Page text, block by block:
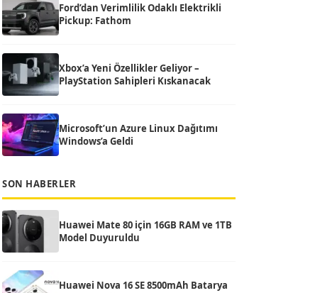
Ford’dan Verimlilik Odaklı Elektrikli
Pickup: Fathom
Xbox’a Yeni Özellikler Geliyor –
PlayStation Sahipleri Kıskanacak
Microsoft’un Azure Linux Dağıtımı
Windows’a Geldi
SON HABERLER
Huawei Mate 80 için 16GB RAM ve 1TB
Model Duyuruldu
Huawei Nova 16 SE 8500mAh Batarya